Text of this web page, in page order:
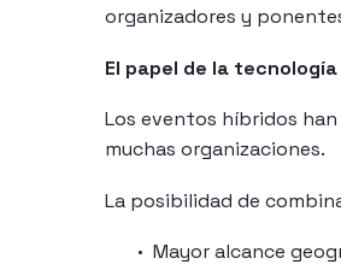
organizadores y
El papel de la
Los eventos híbridos
muchas organizaciones.
La posibilidad de
Mayor alcance